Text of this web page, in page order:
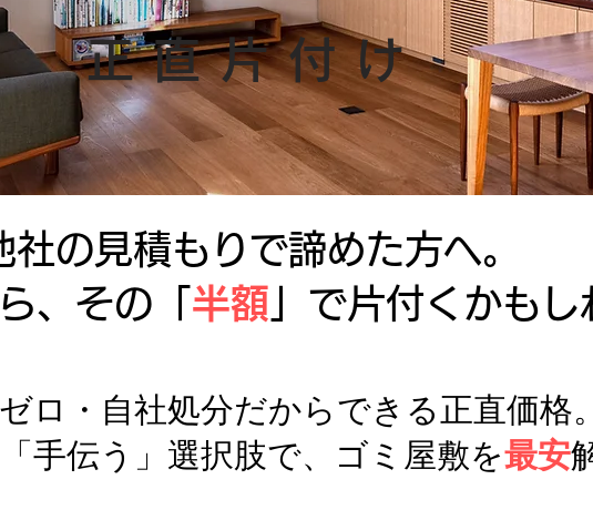
正直片付け
社の見積もりで諦めた方へ。
、その「 半額 」で片付くかも
ロ・自社処分だからできる正直価格。
手伝う」選択肢で、ゴミ屋敷を最安